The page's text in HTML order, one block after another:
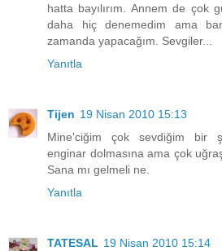
hatta bayılırım. Annem de çok
daha hiç denemedim ama
zamanda yapacağım. Sevgiler...
Yanıtla
Tijen 19 Nisan 2010 15:13
Mine'ciğim çok sevdiğim bir
enginar dolmasına ama çok
Sana mı gelmeli ne.
Yanıtla
TATESAL 19 Nisan 2010 15:14